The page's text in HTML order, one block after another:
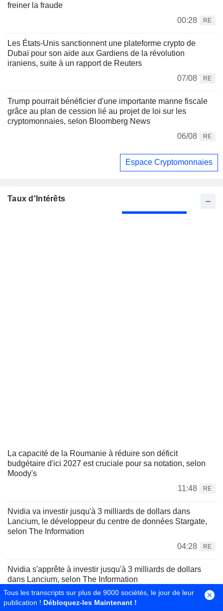
freiner la fraude
00:28
RE
Les États-Unis sanctionnent une plateforme crypto de
Dubaï pour son aide aux Gardiens de la révolution
iraniens, suite à un rapport de Reuters
07/08
RE
Trump pourrait bénéficier d'une importante manne fiscale
grâce au plan de cession lié au projet de loi sur les
cryptomonnaies, selon Bloomberg News
06/08
RE
Espace Cryptomonnaies
Taux d'Intérêts
La capacité de la Roumanie à réduire son déficit
budgétaire d'ici 2027 est cruciale pour sa notation, selon
Moody's
11:48
RE
Nvidia va investir jusqu'à 3 milliards de dollars dans
Lancium, le développeur du centre de données Stargate,
selon The Information
04:28
RE
Nvidia s'apprête à investir jusqu'à 3 milliards de dollars
dans Lancium, selon The Information
03:43
RE
Tous les transcripts sur plus de 9000 sociétés, le jour de leur
publication ! Débloquez-les Maintenant !